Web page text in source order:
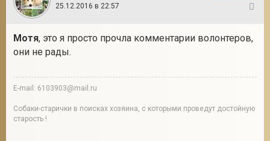
25.12.2016 в 22:57
Мотя, это я просто прочла комментарии волонтеров,
они не рады.
E-mail: 6103903@mail.ru
Собаки-старички в поисках хозяина, с которыми проведут достойную
старость !